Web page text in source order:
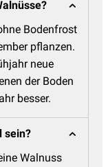
Bodenfrost
pflanzen.
neue
der Boden
besser.
sein?
Walnuss